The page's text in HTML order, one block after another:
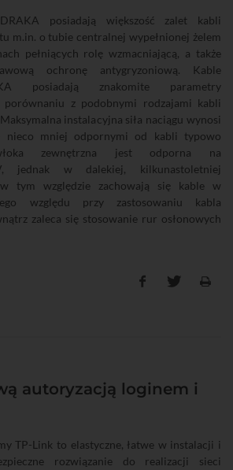
posiadają większość zalet kabli
m.in. o tubie centralnej wypełnionej żelem
pełniących rolę wzmacniającą, a także
ochronę antygryzoniową. Kable
posiadają znakomite parametry
porównaniu z podobnymi rodzajami kabli
instalacyjna siła naciągu wynosi
mniej odpornymi od kabli typowo
zewnętrzna jest odporna na
jednak w dalekiej, kilkunastoletniej
tym względzie zachowają się kable w
względu przy zastosowaniu kabla
zaleca się stosowanie rur osłonowych
autoryzacją loginem i
TP-Link to elastyczne, łatwe w instalacji i
rozwiązanie do realizacji sieci